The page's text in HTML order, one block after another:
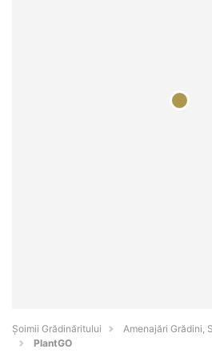
Șoimii Grădinăritului
Amenajări Grădini,
PlantGO